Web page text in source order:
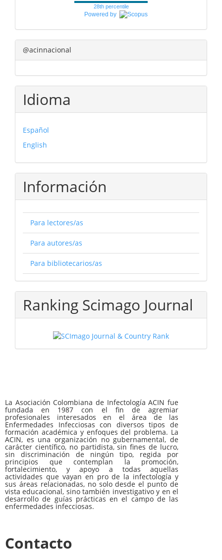
28th percentile
Powered by
@acinnacional
Idioma
Español
English
Información
Para lectores/as
Para autores/as
Para bibliotecarios/as
Ranking Scimago Journal
La Asociación Colombiana de Infectología ACIN fue
fundada en 1987 con el fin de agremiar
profesionales interesados en el área de las
Enfermedades Infecciosas con diversos tipos de
formación académica y enfoques del problema. La
ACIN, es una organización no gubernamental, de
carácter científico, no partidista, sin fines de lucro,
sin discriminación de ningún tipo, regida por
principios que contemplan la promoción,
fortalecimiento, y apoyo a todas aquellas
actividades que vayan en pro de la infectología y
sus áreas relacionadas, no solo desde el punto de
vista educacional, sino también investigativo y en el
desarrollo de guías prácticas en el campo de las
enfermedades infecciosas.
Contacto